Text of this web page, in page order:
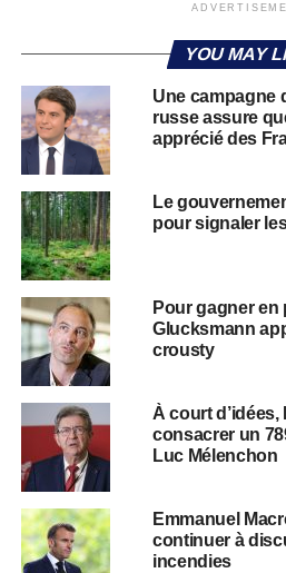
YOU MAY
Une campagne
russe assure
apprécié des
Le
pour signaler
Pour gagner en
Glucksmann
crousty
À court
consacrer un
Luc Mélenchon
Emmanuel
continuer à
incendies